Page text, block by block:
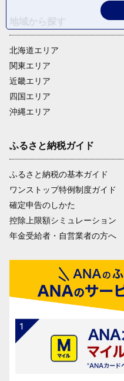
北海道エリア
関東エリア
近畿エリア
四国エリア
沖縄エリア
ふるさと納税ガイド
ふるさと納税の基本ガイド
ワンストップ特例制度ガイド
確定申告のしかた
控除上限額シミュレーション
年金受給者・自営業者の方へ